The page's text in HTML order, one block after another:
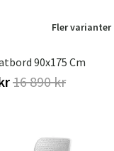
Fler varianter
90x175 Cm
16 890 kr